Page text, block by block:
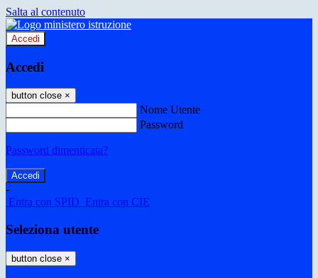
Salta al contenuto
Accedi
Accedi
button close ×
Nome Utente
Password
Password dimenticata?
-
Entra con SPID Entra con CIE
Seleziona utente
button close ×